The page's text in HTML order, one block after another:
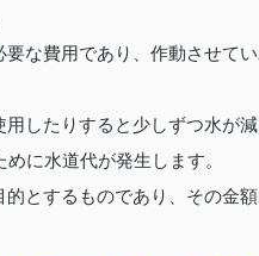
な費用であり、作動させて
したりすると少しずつ水が
に水道代が発生します。
とするものであり、その金額